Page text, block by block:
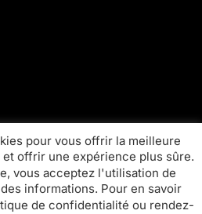
pour vous offrir la meilleure
offrir une expérience plus sûre.
vous acceptez l'utilisation de
informations. Pour en savoir
de confidentialité ou rendez-